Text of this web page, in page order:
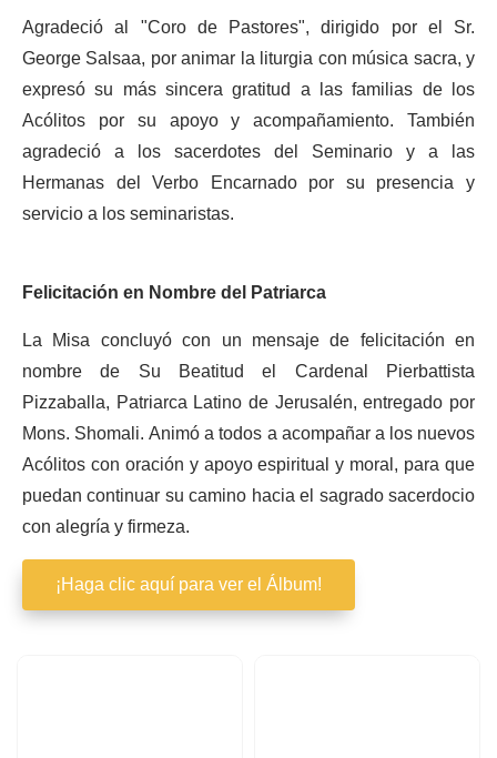
Agradeció al "Coro de Pastores", dirigido por el Sr.
George Salsaa, por animar la liturgia con música sacra, y
expresó su más sincera gratitud a las familias de los
Acólitos por su apoyo y acompañamiento. También
agradeció a los sacerdotes del Seminario y a las
Hermanas del Verbo Encarnado por su presencia y
servicio a los seminaristas.
Felicitación en Nombre del Patriarca
La Misa concluyó con un mensaje de felicitación en
nombre de Su Beatitud el Cardenal Pierbattista
Pizzaballa, Patriarca Latino de Jerusalén, entregado por
Mons. Shomali. Animó a todos a acompañar a los nuevos
Acólitos con oración y apoyo espiritual y moral, para que
puedan continuar su camino hacia el sagrado sacerdocio
con alegría y firmeza.
¡Haga clic aquí para ver el Álbum!